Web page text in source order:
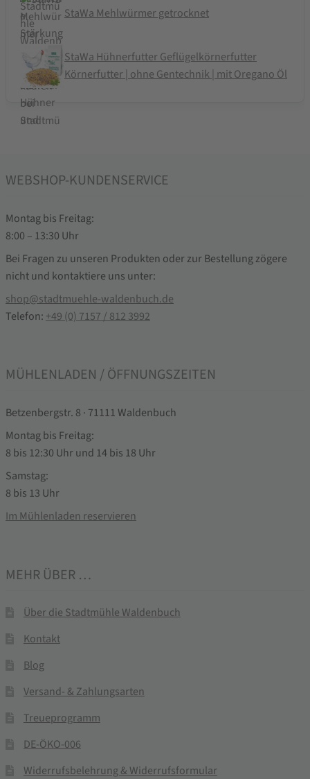
StaWa Mehlwürmer getrocknet
StaWa Hühnerfutter Geflügelkörnerfutter
Körnerfutter | ohne Gentechnik | mit Oregano Öl
WEBSHOP-KUNDENSERVICE
Montag bis Freitag:
8:00 – 13:30 Uhr
Bei Fragen zu unseren Produkten oder zur Bestellung zögere
nicht und kontaktiere uns unter:
shop@stadtmuehle-waldenbuch.de
Telefon: +49 (0) 7157 / 812 3992
MÜHLENLADEN / ÖFFNUNGSZEITEN
Betzenbergstr. 8 · 71111 Waldenbuch
Montag bis Freitag:
8 bis 12:30 Uhr und 14 bis 18 Uhr
Samstag:
8 bis 13 Uhr
Im Mühlenladen reservieren
MEHR ÜBER …
Über die Stadtmühle Waldenbuch
Kontakt
Blog
Versand- & Zahlungsarten
Treueprogramm
DE-ÖKO-006
Widerrufsbelehrung & Widerrufsformular